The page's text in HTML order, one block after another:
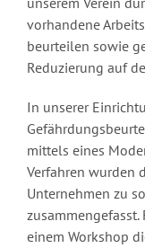
vorhandene
beurteilen sowie
Reduzierung auf
In unserer
mittels eines
Verfahren wurden
Unternehmen zu
einem Workshop